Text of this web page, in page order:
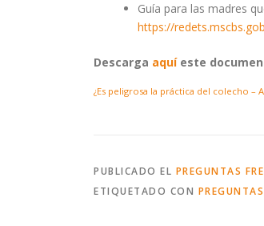
Guía para las madres
https://
Descarga aquíeste
¿Es peligrosa la práctica del colecho –
PUBLICADO EL PREGUNTAS
ETIQUETADO CON